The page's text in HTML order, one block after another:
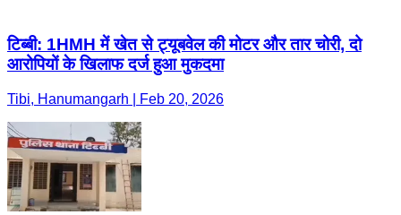
टिब्बी: 1HMH में खेत से ट्यूबवेल की मोटर और तार चोरी, दो
आरोपियों के खिलाफ दर्ज हुआ मुकदमा
Tibi, Hanumangarh | Feb 20, 2026